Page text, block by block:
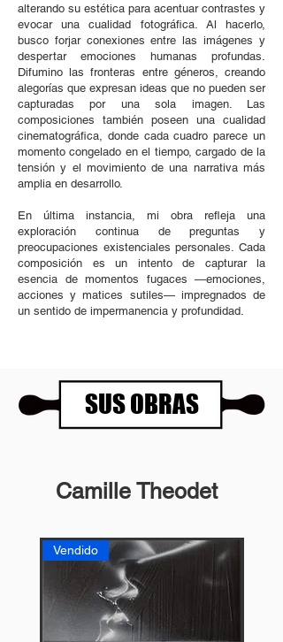
alterando su estética para acentuar contrastes y
evocar una cualidad fotográfica. Al hacerlo,
busco forjar conexiones entre las imágenes y
despertar emociones humanas profundas.
Difumino las fronteras entre géneros, creando
alegorías que expresan ideas que no pueden ser
capturadas por una sola imagen. Las
composiciones también poseen una cualidad
cinematográfica, donde cada cuadro parece un
momento congelado en el tiempo, cargado de la
tensión y el movimiento de una narrativa más
amplia en desarrollo.
En última instancia, mi obra refleja una
exploración continua de preguntas y
preocupaciones existenciales personales. Cada
composición es un intento de capturar la
esencia de momentos fugaces —emociones,
acciones y matices sutiles— impregnados de
un sentido de impermanencia y profundidad.
SUS OBRAS
Camille Theodet
Vendido